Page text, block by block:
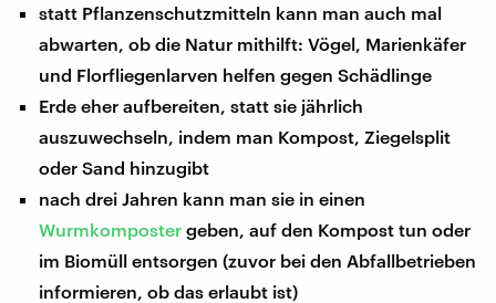
statt Pflanzenschutzmitteln kann man auch mal
abwarten, ob die Natur mithilft: Vögel, Marienkäfer
und Florfliegenlarven helfen gegen Schädlinge
Erde eher aufbereiten, statt sie jährlich
auszuwechseln, indem man Kompost, Ziegelsplit
oder Sand hinzugibt
nach drei Jahren kann man sie in einen
Wurmkomposter geben, auf den Kompost tun oder
im Biomüll entsorgen (zuvor bei den Abfallbetrieben
informieren, ob das erlaubt ist)